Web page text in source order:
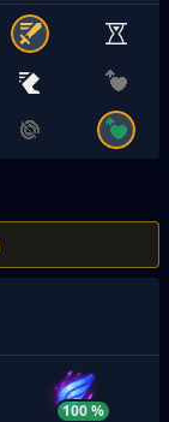
100 %